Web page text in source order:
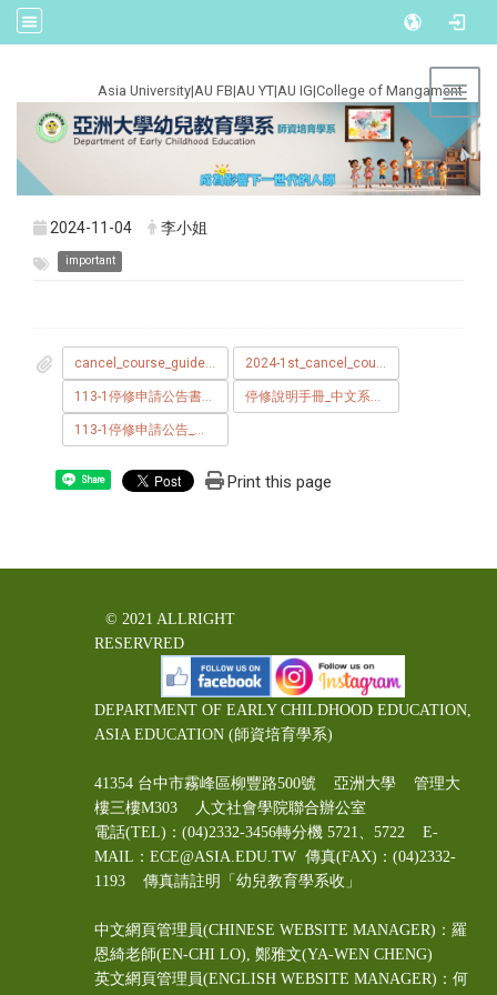
Asia University|AU FB|AU YT|AU IG|College of Mangament
2024-11-04 李小姐
important
cancel_course_guide_book.pdf 2024-1st_cancel_course.pdf
113-1停修申請公告書函.pdf 停修說明手冊_中文系統_.pdf
113-1停修申請公告_中文.pdf
Share Print this page
© 2021 ALLRIGHT
RESERVRED
DEPARTMENT OF EARLY CHILDHOOD EDUCATION,
ASIA EDUCATION (師資培育學系)
41354 台中市霧峰區柳豐路500號 亞洲大學 管理大
樓三樓M303 人文社會學院聯合辦公室
電話(TEL)：(04)2332-3456轉分機 5721、5722 E-
MAIL：ECE@ASIA.EDU.TW 傳真(FAX)：(04)2332-
1193 傳真請註明「幼兒教育學系收」
中文網頁管理員(CHINESE WEBSITE MANAGER)：羅
恩綺老師(EN-CHI LO) , 鄭雅文(YA-WEN CHENG)
英文網頁管理員(ENGLISH WEBSITE MANAGER)：何